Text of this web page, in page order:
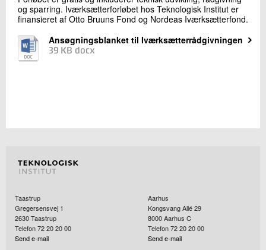
og sparring. Iværksætterforløbet hos Teknologisk Institut er
finansieret af Otto Bruuns Fond og Nordeas Iværksætterfond.
Ansøgningsblanket til Iværksætterrådgivningen
39 KB docx
Taastrup
Gregersensvej 1
2630Taastrup
Telefon 72 20 20 00
Send e-mail
Aarhus
Kongsvang Allé 29
8000Aarhus C
Telefon 72 20 20 00
Send e-mail